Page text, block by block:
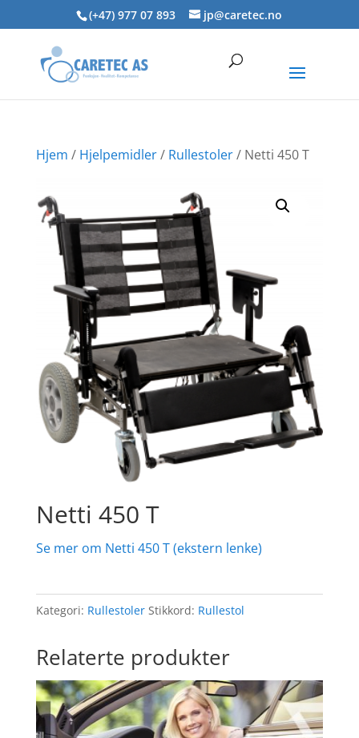
(+47) 977 07 893 jp@caretec.no
Hjem / Hjelpemidler/ Rullestoler/ Netti 450 T
Netti 450 T
Se mer om Netti 450 T (ekstern lenke)
Kategori: Rullestoler Stikkord: Rullestol
Relaterte produkter